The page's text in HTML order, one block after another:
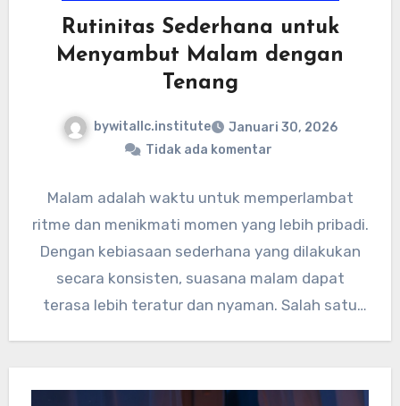
Rutinitas Sederhana untuk
Menyambut Malam dengan
Tenang
bywitallc.institute
Januari 30, 2026
Tidak ada komentar
Malam adalah waktu untuk memperlambat
ritme dan menikmati momen yang lebih pribadi.
Dengan kebiasaan sederhana yang dilakukan
secara konsisten, suasana malam dapat
terasa lebih teratur dan nyaman. Salah satu